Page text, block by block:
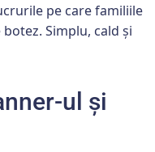
pe care familiile
Simplu, cald și
ul și